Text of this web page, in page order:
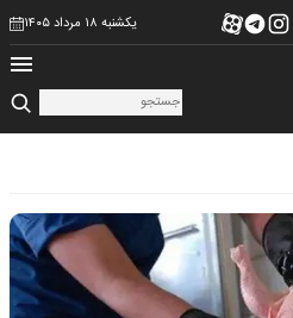
یکشنبه ۱۸ مرداد ۱۴۰۵